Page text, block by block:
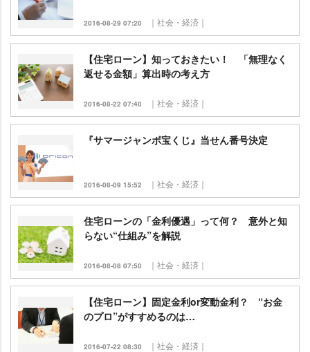
2016-08-29 07:20 ｜社会・経済｜
【住宅ローン】知っておきたい！ 「無理なく
返せる金額」算出時の考え方
2016-08-22 07:40 ｜社会・経済｜
『サマージャンボ宝くじ』当せん番号決定
2016-08-09 15:52 ｜社会・経済｜
住宅ローンの「金利優遇」って何？ 意外と知
らない“仕組み”を解説
2016-08-08 07:50 ｜社会・経済｜
【住宅ローン】固定金利or変動金利？ “お金
のプロ”がすすめるのは…
2016-07-22 08:30 ｜社会・経済｜